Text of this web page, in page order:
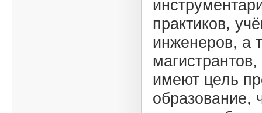
практиков,
инженеров, а
имеют цель
образование,